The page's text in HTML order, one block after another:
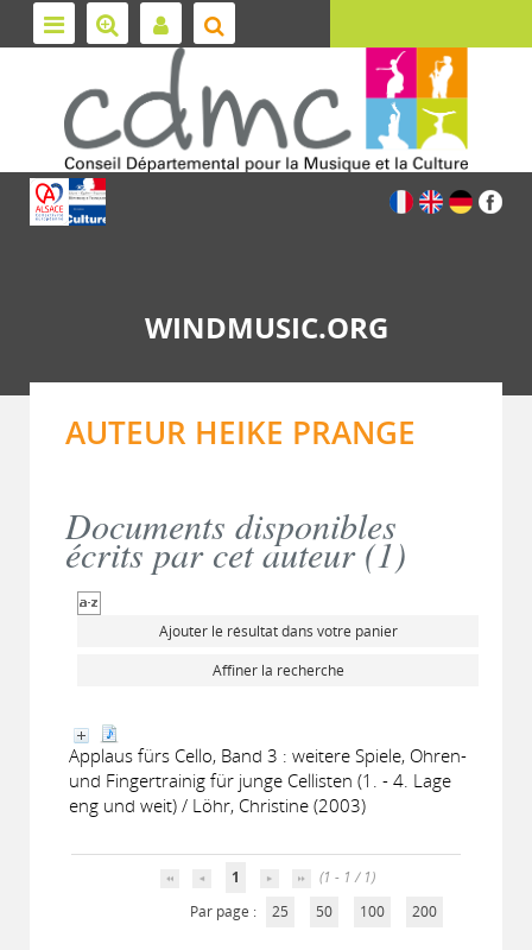
WINDMUSIC.ORG
AUTEUR HEIKE PRANGE
Documents disponibles
écrits par cet auteur (1)
Ajouter le résultat dans votre panier
Affiner la recherche
Applaus fürs Cello, Band 3 : weitere Spiele, Ohren-
und Fingertrainig für junge Cellisten (1. - 4. Lage
eng und weit) / Löhr, Christine (2003)
1
(1 - 1 / 1)
Par page :
25 50 100 200